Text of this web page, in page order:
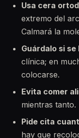
Usa cera
extremo del
Calmará la
Guárdalo si
clínica; en
colocarse.
Evita comer
mientras tanto.
Pide cita
hay que